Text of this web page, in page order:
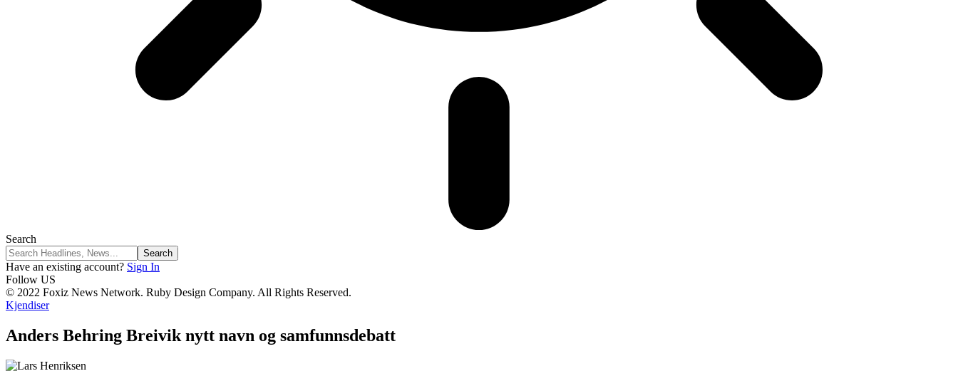
Search
Have an existing account? Sign In
Follow US
© 2022 Foxiz News Network. Ruby Design Company. All Rights Reserved.
Kjendiser
Anders Behring Breivik nytt navn og samfunnsdebatt